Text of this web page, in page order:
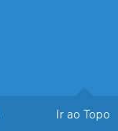
Ir ao Topo